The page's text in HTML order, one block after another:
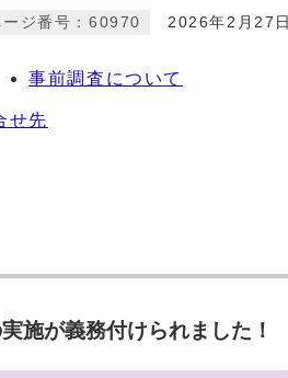
2026年2月27日
ージ番号：60970
事前調査について
せ先
施が義務付けられました！